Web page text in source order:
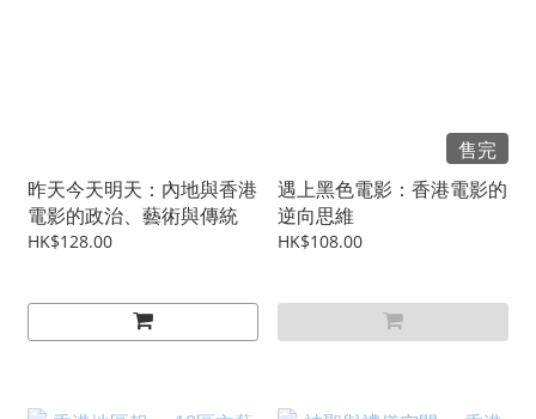
昨天今天明天：內地與香港
電影的政治、藝術與傳統
HK$128.00
售完
遇上黑色電影：香港電影的
逆向思維
HK$108.00